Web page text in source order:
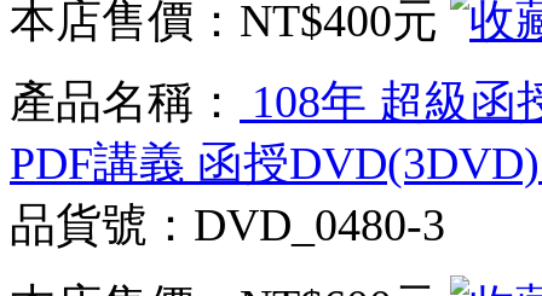
本店售價： NT$400元
產品名稱：
108年 超級函
PDF講義 函授
品貨號：DVD_0480-3